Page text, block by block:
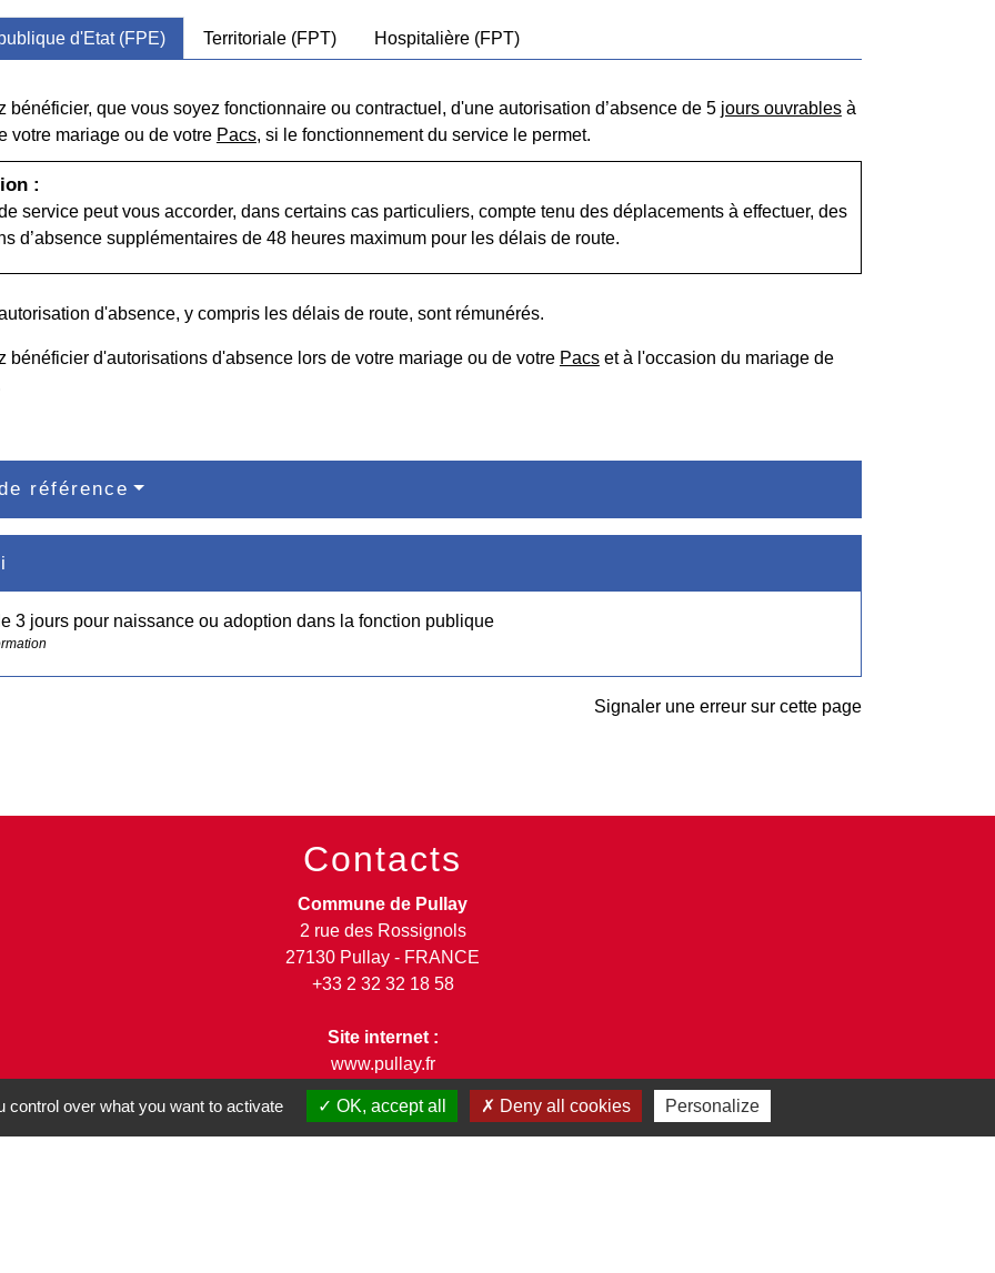
d'Etat (FPE) Territoriale (FPT) Hospitalière (FPT)
bénéficier, que vous soyez fonctionnaire ou contractuel, d'une autorisation d’absence de 5 jours ouvrablesà
votre mariage ou de votre Pacs, si le fonctionnement du service le permet.
:
service peut vous accorder, dans certains cas particuliers, compte tenu des déplacements à effectuer, des
d’absence supplémentaires de 48 heures maximum pour les délais de route.
d'absence, y compris les délais de route, sont rémunérés.
bénéficier d'autorisations d'absence lors de votre mariage ou de votre Pacset à l'occasion du mariage de
référence
3 jours pour naissance ou adoption dans la fonction publique
Signaler une erreur sur cette page
Contacts
Commune de Pullay
2 rue des Rossignols
27130 Pullay - FRANCE
+33 2 32 32 18 58
Site internet :
www.pullay.fr
over what you want to activate OK, accept all Deny all cookies Personalize